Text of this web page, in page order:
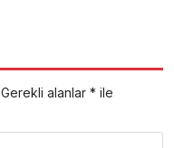
Gerekli alanlar * ile